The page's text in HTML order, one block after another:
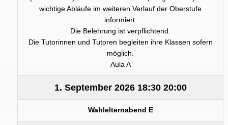
wichtige Abläufe im weiteren Verlauf der Oberstufe
informiert.
Die Belehrung ist verpflichtend.
Die Tutorinnen und Tutoren begleiten ihre Klassen sofern
möglich.
Aula A
1. September 202618:30 20:00
Wahlelternabend E